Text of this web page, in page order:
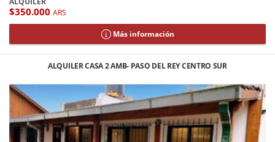
$350.000 ARS
Más información
ALQUILER CASA 2 AMB- PASO DEL REY CENTRO SUR